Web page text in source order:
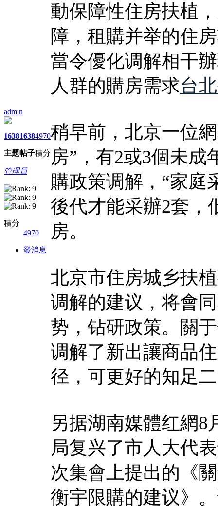
admin
1638
主題
1638
帖子
4970
積分
管理員
積分
4970
發消息
動保障性住房扶植
障，租購并举的住
當令優化调解相干
人群的購房需求台
稍早前，北京一位
房”，有2或3個未
購政策调解，“家庭
後代才能采辦2套，
房。
北京市住房城乡扶
调解的建议，将會
势，钻研政策。關
调解了新出讓商品
径，可更好的知足
另据湖南媒體红網8
局复兴了市人大代
次集會上提出的《
衡宇限購的建议》